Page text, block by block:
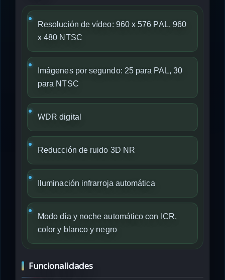
Resolución de vídeo: 960 x 576 PAL, 960
x 480 NTSC
Imágenes por segundo: 25 para PAL, 30
para NTSC
WDR digital
Reducción de ruido 3D NR
Iluminación infrarroja automática
Modo día y noche automático con ICR,
color y blanco y negro
Funcionalidades